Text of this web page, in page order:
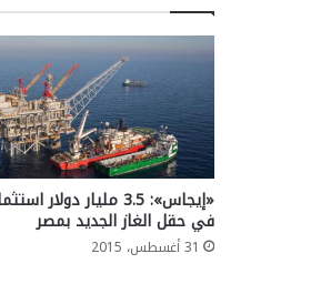
«إيجاس»: 3.5 مليار دولار
في حقل الغاز الجديد بمصر
31 أغسطس، 2015